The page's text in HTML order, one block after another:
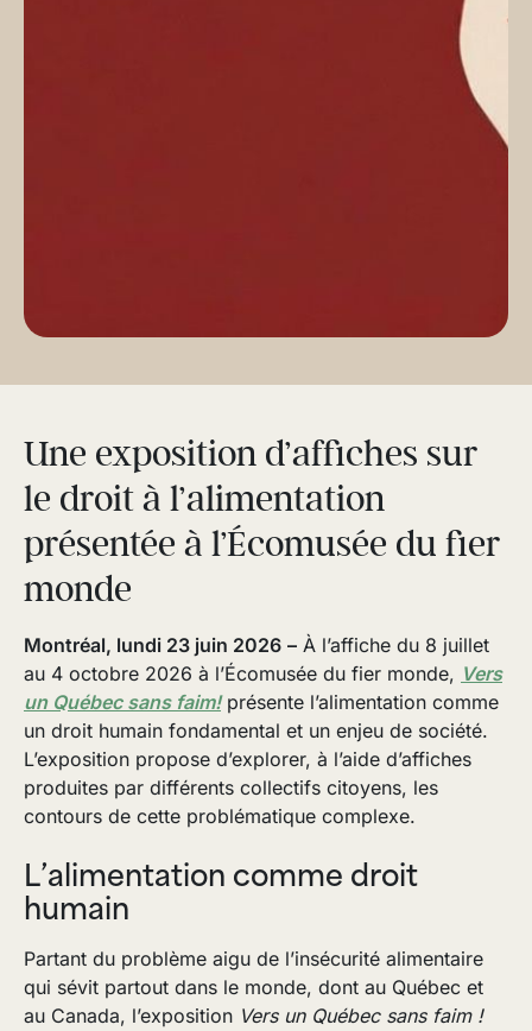
Une exposition d’affiches sur
le droit à l’alimentation
présentée à l’Écomusée du fier
monde
Montréal, lundi 23 juin 2026 – À l’affiche du 8 juillet
au 4 octobre 2026 à l’Écomusée du fier monde, Vers
un Québec sans faim! présente l’alimentation comme
un droit humain fondamental et un enjeu de société.
L’exposition propose d’explorer, à l’aide d’affiches
produites par différents collectifs citoyens, les
contours de cette problématique complexe.
L’alimentation comme droit
humain
Partant du problème aigu de l’insécurité alimentaire
qui sévit partout dans le monde, dont au Québec et
au Canada, l’exposition Vers un Québec sans faim !